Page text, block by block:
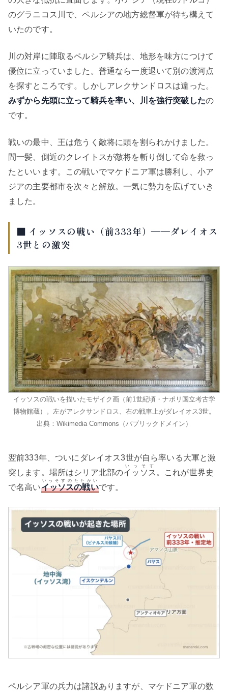
のグラニコス川で、ペルシアの地方総督軍が待ち構えて
いたのです。
川の対岸に陣取るペルシア騎兵は、地形を味方につけて
優位に立っていました。普通なら一度退いて別の渡河点
を探すところです。しかしアレクサンドロスは違った。
みずから先頭に立って騎兵を率い、川を強行突破したの
です。
戦いの最中、王は危うく敵将に頭を割られかけました。
間一髪、側近のクレイトスが敵将を斬り倒して命を救っ
たといいます。この戦いでマケドニア軍は勝利し、小ア
ジアの主要都市を次々と解放。一気に勢力を広げていき
ました。
■ イッソスの戦い（前333年）——ダレイオス
3世との激突
イッソスの戦いを描いたモザイク画（前1世紀頃・ナポリ国立考古学
博物館蔵）。左がアレクサンドロス、右の戦車上がダレイオス3世。
出典：Wikimedia Commons（パブリックドメイン）
翌前333年、ついにダレイオス3世が自ら率いる大軍と激
突します。場所はシリア北部のイッソス
いっそす
。これが世界史
で名高いイッソスの戦い
いっそすのたたかい
です。
ペルシア軍の兵力は諸説ありますが、マケドニア軍の数